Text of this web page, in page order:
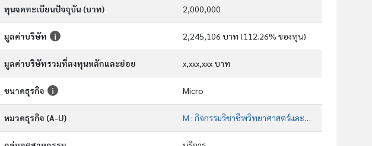
ทุนจดทะเบียนปัจจุบัน (บาท) 2,000,000
มูลค่าบริษัท 2,245,106 บาท (112.26% ของทุน)
มูลค่าบริษัทรวมที่ลงทุนหลักและย่อย x,xxx,xxx บาท
ขนาดธุรกิจ Micro
หมวดธุรกิจ (A-U) M : กิจกรรมวิชาชีพวิทยาศาสตร์และกิจกรรมทาง วิชาการ